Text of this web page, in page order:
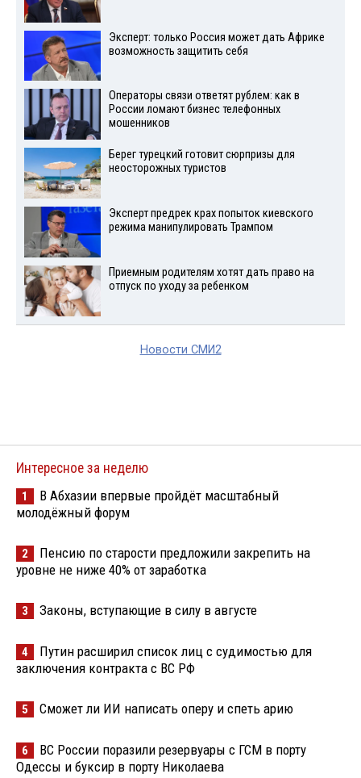
Эксперт: только Россия может дать Африке
возможность защитить себя
Операторы связи ответят рублем: как в
России ломают бизнес телефонных
мошенников
Берег турецкий готовит сюрпризы для
неосторожных туристов
Эксперт предрек крах попыток киевского
режима манипулировать Трампом
Приемным родителям хотят дать право на
отпуск по уходу за ребенком
Новости СМИ2
Интересное за неделю
1
В Абхазии впервые пройдёт масштабный
молодёжный форум
2
Пенсию по старости предложили закрепить на
уровне не ниже 40% от заработка
3 Законы, вступающие в силу в августе
4
Путин расширил список лиц с судимостью для
заключения контракта с ВС РФ
5 Сможет ли ИИ написать оперу и спеть арию
6
ВС России поразили резервуары с ГСМ в порту
Одессы и буксир в порту Николаева